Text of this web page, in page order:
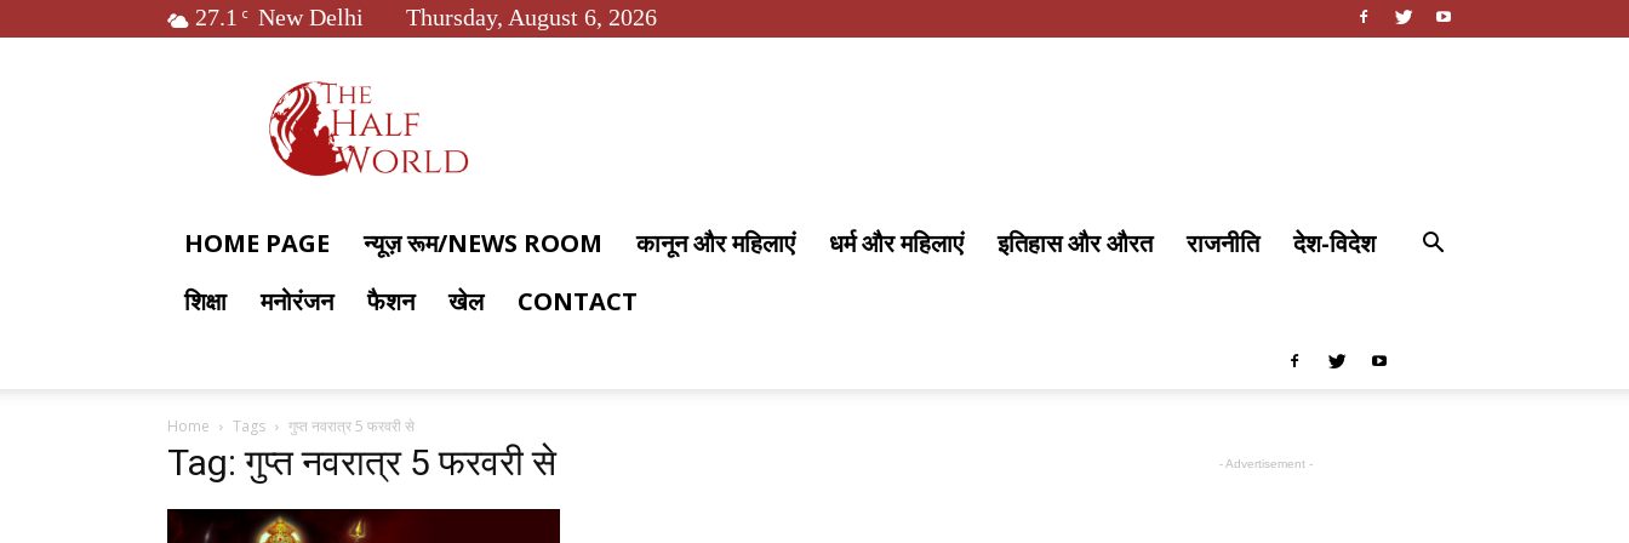
27.1 C New Delhi Thursday, August 6, 2026
World
HOME PAGE न्यूज़ रूम/NEWS ROOM कानून और महिलाएं धर्म और महिलाएं इतिहास और औरत राजनीति
देश-विदेश
शिक्षा
मनोरंजन फैशन खेल CONTACT
Home Tags गुप्त नवरात्र 5 फरवरी से
Tag: गुप्त नवरात्र 5 फरवरी से - Advertisement -